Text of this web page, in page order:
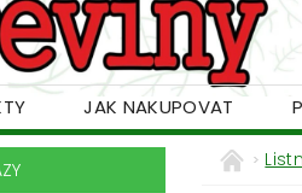
JAK NAKUPOVAT